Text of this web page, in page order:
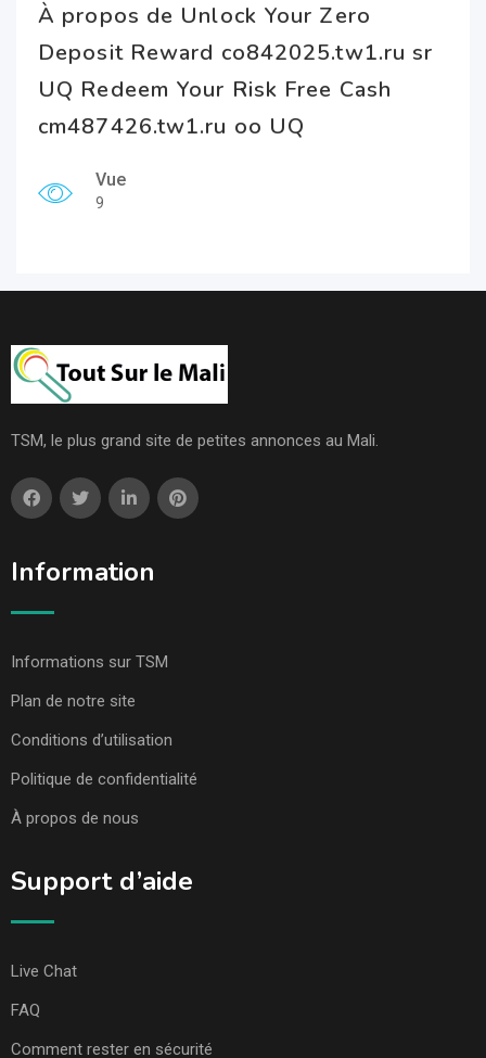
À propos de Unlock Your Zero
Deposit Reward co842025.tw1.ru sr
UQ Redeem Your Risk Free Cash
cm487426.tw1.ru oo UQ
Vue
9
TSM, le plus grand site de petites annonces au Mali.
Information
Informations sur TSM
Plan de notre site
Conditions d’utilisation
Politique de confidentialité
À propos de nous
Support d’aide
Live Chat
FAQ
Comment rester en sécurité